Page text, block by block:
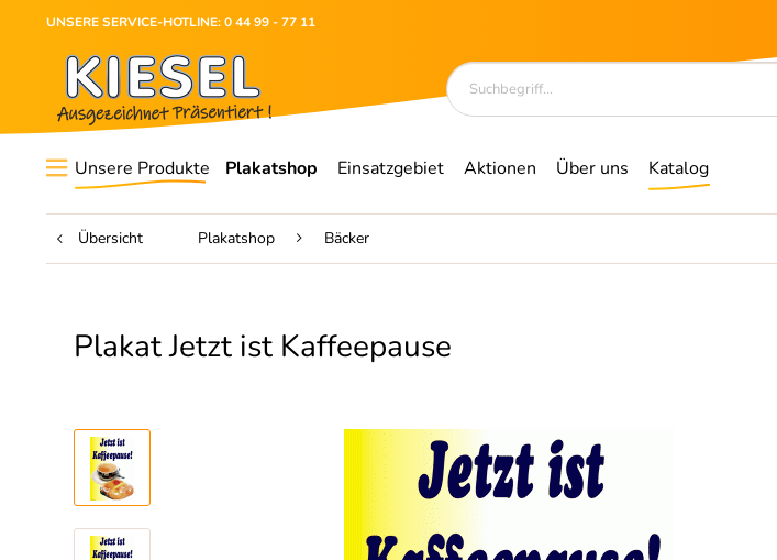
UNSERE SERVICE-HOTLINE: 0 44 99 - 77 11
Unsere Produkte Plakatshop Einsatzgebiet Aktionen Über uns Katalog
Übersicht Plakatshop Bäcker
Plakat Jetzt ist Kaffeepause